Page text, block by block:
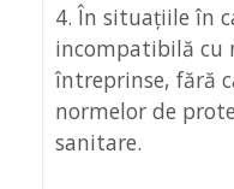
4. În situațiile în
incompatibilă
întreprinse, fără
normelor de
sanitare.